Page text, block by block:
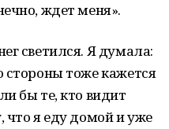
ждет меня».
светился. Я думала:
стороны тоже кажется
бы те, кто видит
что я еду домой и уже